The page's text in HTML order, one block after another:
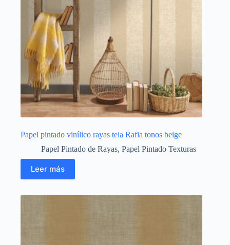
Papel pintado vinílico rayas tela Rafia tonos beige
Papel Pintado de Rayas, Papel Pintado Texturas
Leer más